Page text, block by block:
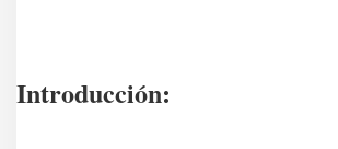
Introducción: